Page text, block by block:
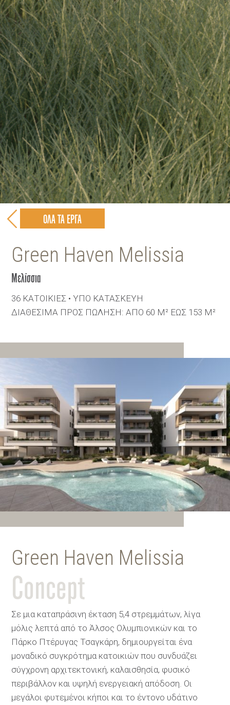
ΟΛΑ ΤΑ ΕΡΓΑ
Green Haven Melissia
Μελίσσια
36 ΚΑΤΟΙΚΙΕΣ • ΥΠΟ ΚΑΤΑΣΚΕΥΗ
ΔΙΑΘΕΣΙΜΑ ΠΡΟΣ ΠΩΛΗΣΗ: ΑΠΟ 60 Μ² EΩΣ 153 Μ²
Green Haven Melissia
Concept
Σε μια καταπράσινη έκταση 5,4 στρεμμάτων, λίγα
μόλις λεπτά από το Άλσος Ολυμπιονικών και το
Πάρκο Πτέρυγας Τσαγκάρη, δημιουργείται ένα
μοναδικό συγκρότημα κατοικιών που συνδυάζει
σύγχρονη αρχιτεκτονική, καλαισθησία, φυσικό
περιβάλλον και υψηλή ενεργειακή απόδοση. Οι
μεγάλοι φυτεμένοι κήποι και το έντονο υδάτινο